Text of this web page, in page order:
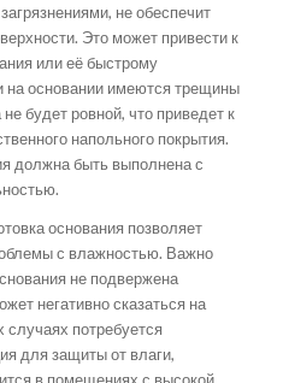
не обеспечит
Это может привести к
или её быстрому
на основании имеются трещины
будет ровной, что приведет к
напольного покрытия.
должна быть выполнена с
основания позволяет
с влажностью. Важно
не подвержена
негативно сказаться на
случаях потребуется
для защиты от влаги,